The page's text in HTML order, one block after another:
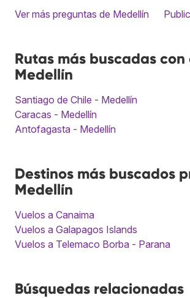
Ver más preguntas de Medellín
Rutas más buscadas
Medellín
Santiago de Chile - Medellín
Caracas - Medellín
Antofagasta - Medellín
Destinos más buscados
Medellín
Vuelos a Canaima
Vuelos a Galapagos Islands
Vuelos a Telemaco Borba - Parana
Búsquedas relacionadas